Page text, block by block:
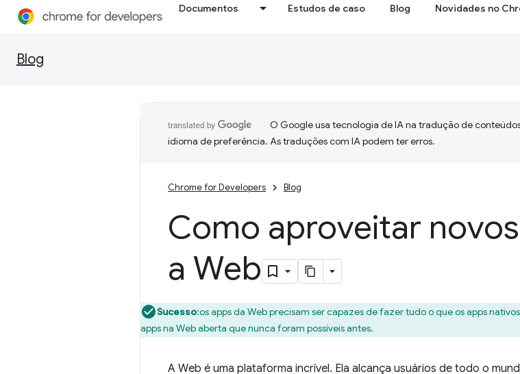
Documentos Estudos de caso Blog Novidades no
Blog
O Google usa tecnologia de IA na tradução de
idioma de preferência. As traduções com IA podem ter erros.
Chrome for Developers Blog
Como aproveitar
a Web
Sucesso:os apps da Web precisam ser capazes de fazer tudo o que os apps
apps na Web aberta que nunca foram possíveis antes.
A Web é uma plataforma incrível. Ela alcança usuários de todo o